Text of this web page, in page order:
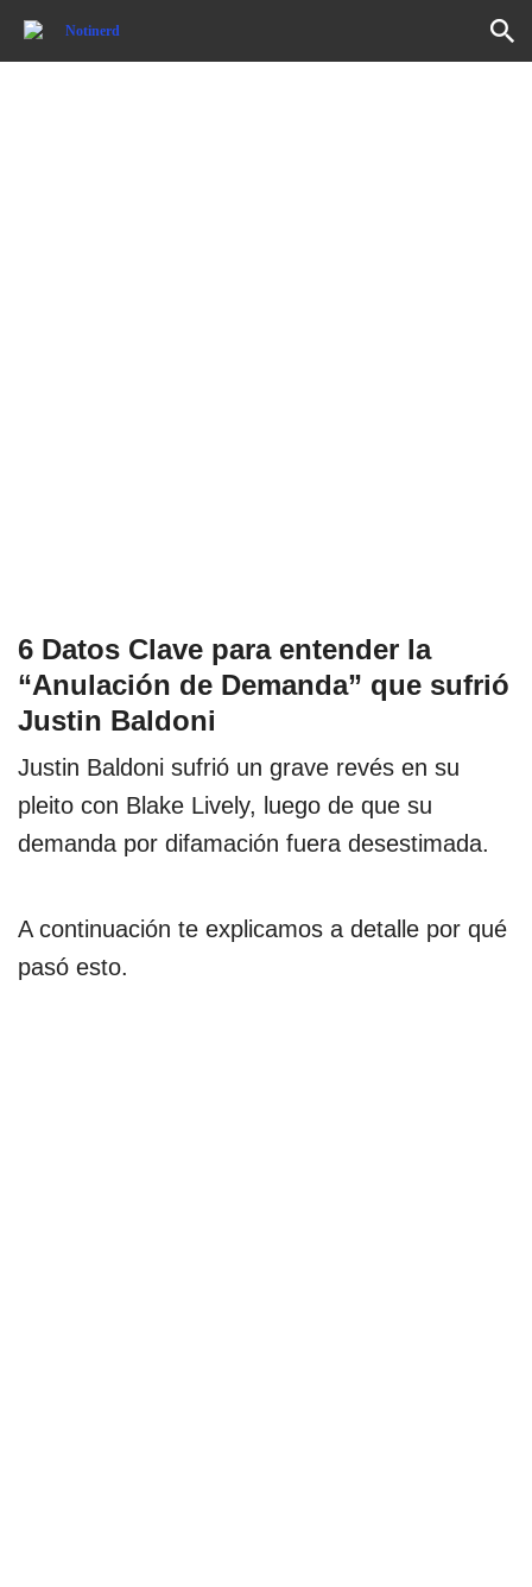
6 Datos Clave para entender la
“Anulación de Demanda” que sufrió
Justin Baldoni
Justin Baldoni sufrió un grave revés en su
pleito con Blake Lively, luego de que su
demanda por difamación fuera desestimada.
A continuación te explicamos a detalle por qué
pasó esto.